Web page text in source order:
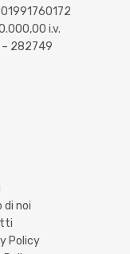
01991760172
i.v.
– 282749
di noi
Policy